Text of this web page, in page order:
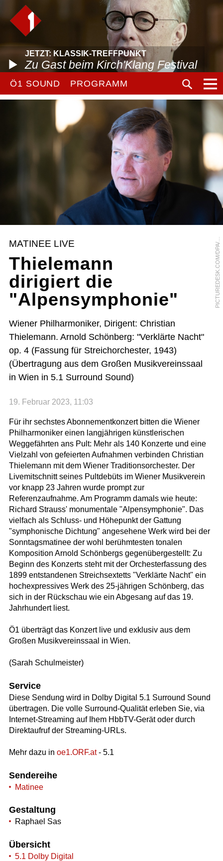
JETZT: KLASSIK-TREFFPUNKT
Zu Gast beim Kirch'Klang Festival
Ö1 SOUND PROGRAMM
P
I
C
T
U
R
E
D
E
S
K
.
C
O
M
/
D
P
A
/
S
E
B
A
S
T
I
A
N
K
A
H
N
E
R
T
MATINEE LIVE
Thielemann
dirigiert die
"Alpensymphonie"
Wiener Philharmoniker, Dirigent: Christian
Thielemann. Arnold Schönberg: "Verklärte Nacht"
op. 4 (Fassung für Streichorchester, 1943)
(Übertragung aus dem Großen Musikvereinssaal
in Wien in 5.1 Surround Sound)
19. Februar 2023, 11:03
Für ihr sechstes Abonnementkonzert bitten die Wiener
Philharmoniker einen langjährigen künstlerischen
Weggefährten ans Pult: Mehr als 140 Konzerte und eine
Vielzahl von gefeierten Aufnahmen verbinden Christian
Thielemann mit dem Wiener Traditionsorchester. Der
Livemitschnitt seines Pultdebüts im Wiener Musikverein
vor knapp 23 Jahren wurde prompt zur
Referenzaufnahme. Am Programm damals wie heute:
Richard Strauss' monumentale "Alpensymphonie". Das
vielfach als Schluss- und Höhepunkt der Gattung
"symphonische Dichtung" angesehene Werk wird bei der
Sonntagsmatinee der wohl berühmtesten tonalen
Komposition Arnold Schönbergs gegenübergestellt: Zu
Beginn des Konzerts steht mit der Orchesterfassung des
1899 entstandenen Streichsextetts "Verklärte Nacht" ein
hochexpressives Werk des 25-jährigen Schönberg, das
sich in der Rückschau wie ein Abgesang auf das 19.
Jahrhundert liest.
Ö1 überträgt das Konzert live und exklusiv aus dem
Großen Musikvereinssaal in Wien.
(Sarah Schulmeister)
Service
Diese Sendung wird in Dolby Digital 5.1 Surround Sound
übertragen. Die volle Surround-Qualität erleben Sie, via
Internet-Streaming auf Ihem HbbTV-Gerät oder durch
Direktaufruf der Streaming-URLs.
Mehr dazu in oe1.ORF.at- 5.1
Sendereihe
Matinee
Gestaltung
Raphael Sas
Übersicht
5.1 Dolby Digital